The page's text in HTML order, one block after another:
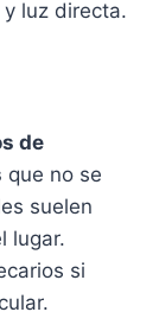
luz directa.
de
que no se
suelen
lugar.
si